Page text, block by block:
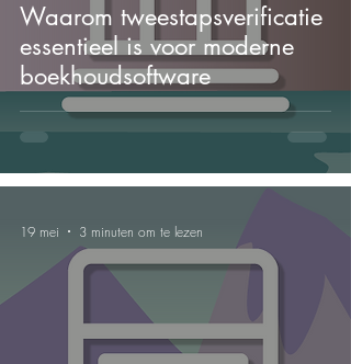
Waarom tweestapsverificatie
essentieel is voor moderne
boekhoudsoftware
19 mei 3 minuten om te lezen